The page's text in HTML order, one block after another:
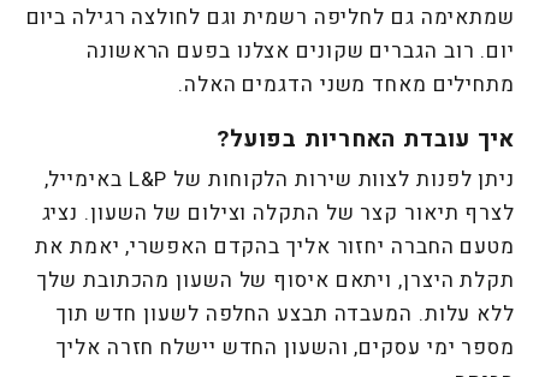
שמתאימה גם לחליפה רשמית וגם לחולצה רגילה ביום
יום. רוב הגברים שקונים אצלנו בפעם הראשונה
מתחילים מאחד משני הדגמים האלה.
איך עובדת האחריות בפועל?
ניתן לפנות לצוות שירות הלקוחות של L&P באימייל,
לצרף תיאור קצר של התקלה וצילום של השעון. נציג
מטעם החברה יחזור אליך בהקדם האפשרי, יאמת את
תקלת היצרן, ויתאם איסוף של השעון מהכתובת שלך
ללא עלות. המעבדה תבצע החלפה לשעון חדש תוך
מספר ימי עסקים, והשעון החדש יישלח חזרה אליך